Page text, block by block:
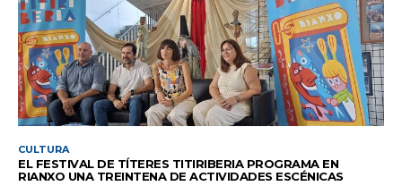
CULTURA
EL FESTIVAL DE TÍTERES TITIRIBERIA PROGRAMA EN
RIANXO UNA TREINTENA DE ACTIVIDADES ESCÉNICAS